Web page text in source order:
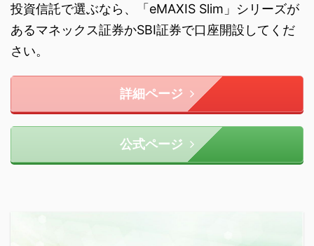
投資信託で選ぶなら、「eMAXIS Slim」シリーズが
あるマネックス証券かSBI証券で口座開設してくだ
さい。
詳細ページ
公式ページ